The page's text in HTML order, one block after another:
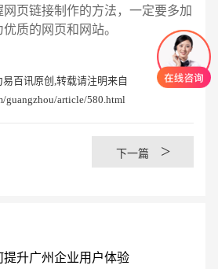
页链接制作的方法，一定要多加
质的网页和网站。
百讯原创,转载请注明来自
guangzhou/article/580.html
下一篇 >
升广州企业用户体验